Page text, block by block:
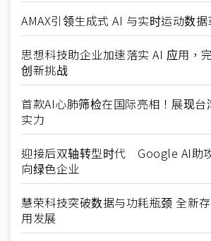
AMAX引领生成式 AI 与实时运动数
思想科技助企业加速落实 AI 应用，
创新挑战
首款AI心肺筛检在国际亮相！展现台
实力
迎接后双轴转型时代 Google AI助
向绿色企业
慧荣科技突破数据与功耗瓶颈 全新
用发展